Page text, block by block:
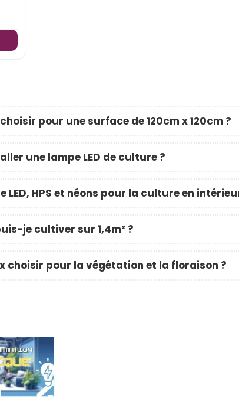
pour une surface de 120cm x 120cm ?
une lampe LED de culture ?
LED, HPS et néons pour la culture en
je cultiver sur 1,4m² ?
choisir pour la végétation et la floraison ?